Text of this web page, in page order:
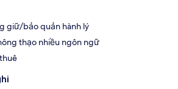
giữ/bảo quản hành lý
thạo nhiều ngôn ngữ